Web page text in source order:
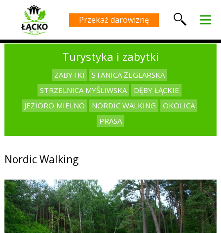
Przekaż darowiznę
Turystyka i zabytki
ZABYTKI
STANICA ŻEGLARSKA
STRZELNICA MYŚLIWSKA
DĘBY ŁĄCKIE
JEZIORO MIELNO
NORDIC WALKING
OKOLICA
PRASA
Nordic Walking